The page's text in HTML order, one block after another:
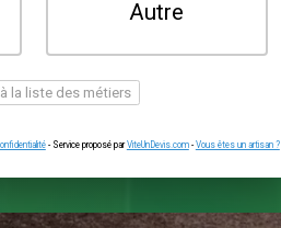
Une prise renforcée
(type greenup)
Je ne sais pas